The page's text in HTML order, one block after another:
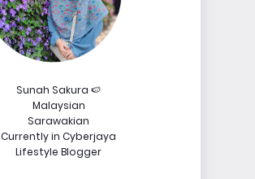
Sunah Sakura 🍉
Malaysian
Sarawakian
Currently in Cyberjaya
Lifestyle Blogger